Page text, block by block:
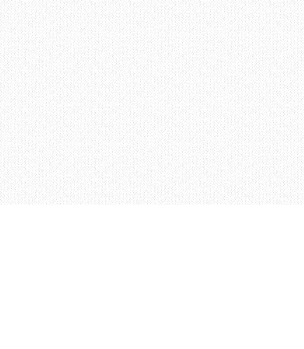
目的なジャンルに適しているキッチンスペース、（右）菓